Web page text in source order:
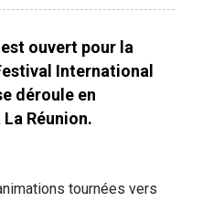
ouvert pour la
International
déroule en
Réunion.
tournées vers